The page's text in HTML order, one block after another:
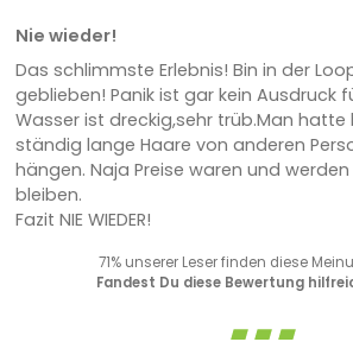
Nie wieder!
Das schlimmste Erlebnis! Bin in der
geblieben! Panik ist gar kein Ausdruck
Wasser ist dreckig,sehr trüb.Man
ständig lange Haare von anderen
hängen. Naja Preise waren und
bleiben.
Fazit NIE WIEDER!
71% unserer Leser finden diese
Fandest Du diese Bewertung